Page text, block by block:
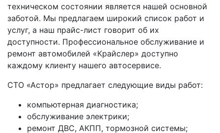
техническом состоянии является нашей основной
заботой. Мы предлагаем широкий список работ и
услуг, а наш прайс-лист говорит об их
доступности. Профессиональное обслуживание и
ремонт автомобилей «Крайслер» доступно
каждому клиенту нашего автосервисе.
СТО «Астор» предлагает следующие виды работ:
компьютерная диагностика;
обслуживание электрики;
ремонт ДВС, АКПП, тормозной системы;